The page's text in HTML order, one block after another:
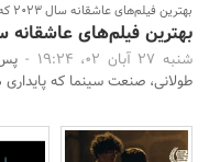
بهترین فیلم‌های عاشقانه سال ۲۰۲۳ که حتما باید ببینید!
بهترین فیلم‌های عاشقانه سال
شنبه 27 آبان 02، 19:24 -
طولانی، صنعت سینما که